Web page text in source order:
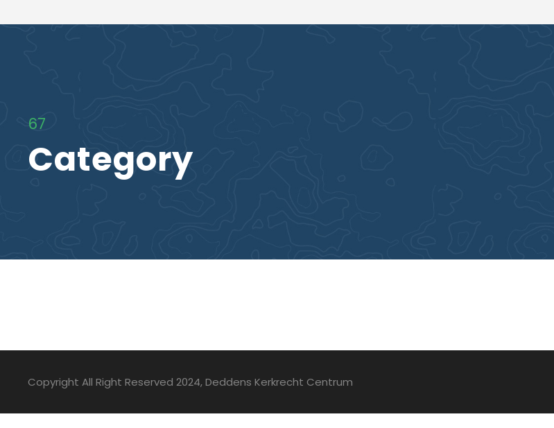
67
Category
Copyright All Right Reserved 2024, Deddens Kerkrecht Centrum